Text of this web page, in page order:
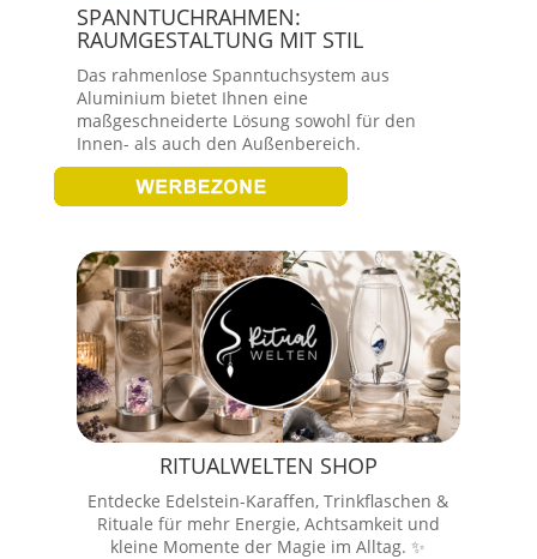
SPANNTUCHRAHMEN:
RAUMGESTALTUNG MIT STIL
Das rahmenlose Spanntuchsystem aus
Aluminium bietet Ihnen eine
maßgeschneiderte Lösung sowohl für den
Innen- als auch den Außenbereich.
RITUALWELTEN SHOP
Entdecke Edelstein-Karaffen, Trinkflaschen &
Rituale für mehr Energie, Achtsamkeit und
kleine Momente der Magie im Alltag. ✨